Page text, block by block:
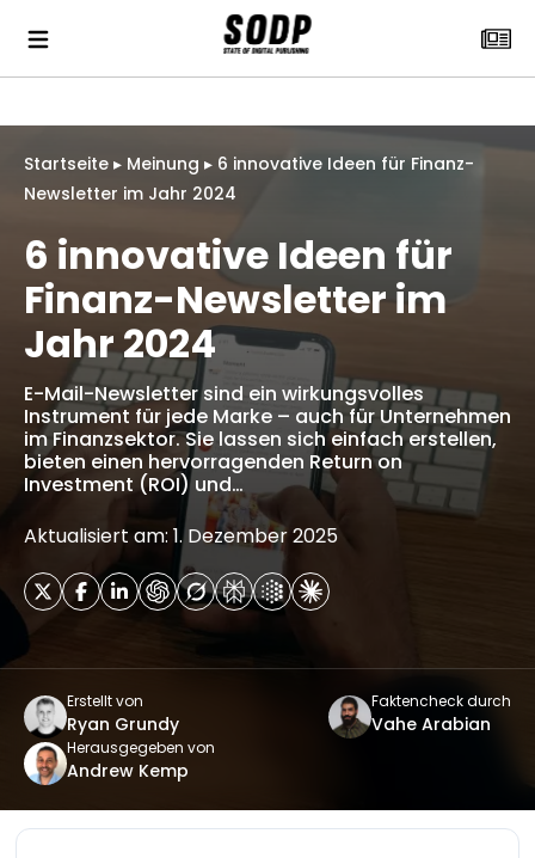
Startseite ▸ Meinung ▸ 6 innovative Ideen für Finanz-
Newsletter im Jahr 2024
6 innovative Ideen für
Finanz-Newsletter im
Jahr 2024
E-Mail-Newsletter sind ein wirkungsvolles
Instrument für jede Marke – auch für Unternehmen
im Finanzsektor. Sie lassen sich einfach erstellen,
bieten einen hervorragenden Return on
Investment (ROI) und…
Aktualisiert am: 1. Dezember 2025
Erstellt von
Ryan Grundy
Faktencheck durch
Vahe Arabian
Herausgegeben von
Andrew Kemp